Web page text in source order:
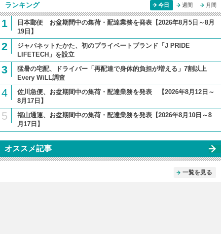
ランキング 今日 週間 月間
1
日本郵便 お盆期間中の集荷・配達業務を発表【2026年8月5日～8月
19日】
2
ジャパネットたかた、初のプライベートブランド「J PRIDE
LIFETECH」を設立
3
猛暑の宅配、ドライバー「再配達で身体的負担が増える」7割以上
Every WiLL調査
4
佐川急便、お盆期間中の集荷・配達業務を発表 【2026年8月12日～
8月17日】
5
福山通運、お盆期間中の集荷・配達業務を発表【2026年8月10日～8
月17日】
オススメ記事
一覧を見る